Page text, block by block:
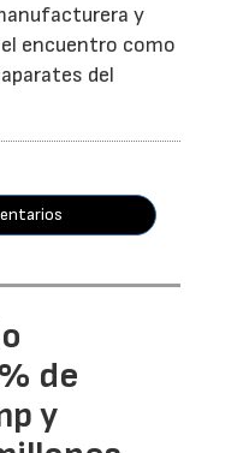
y
encuentro como
del
de
y